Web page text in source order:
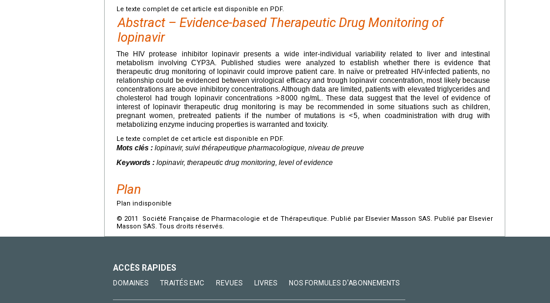
Le texte complet de cet article est disponible en PDF.
Abstract – Evidence-based Therapeutic Drug Monitoring of
lopinavir
The HIV protease inhibitor lopinavir presents a wide inter-individual variability related to liver and intestinal
metabolism involving CYP3A. Published studies were analyzed to establish whether there is evidence that
therapeutic drug monitoring of lopinavir could improve patient care. In naïve or pretreated HIV-infected patients, no
relationship could be evidenced between virological efficacy and trough lopinavir concentration, most likely because
concentrations are above inhibitory concentrations. Although data are limited, patients with elevated triglycerides and
cholesterol had trough lopinavir concentrations >8000 ng/mL. These data suggest that the level of evidence of
interest of lopinavir therapeutic drug monitoring is may be recommended in some situations such as children,
pregnant women, pretreated patients if the number of mutations is <5, when coadministration with drug with
metabolizing enzyme inducing properties is warranted and toxicity.
Le texte complet de cet article est disponible en PDF.
Mots clés : lopinavir, suivi thérapeutique pharmacologique, niveau de preuve
Keywords : lopinavir, therapeutic drug monitoring, level of evidence
Plan
Plan indisponible
© 2011 Société Française de Pharmacologie et de Thérapeutique. Publié par Elsevier Masson SAS. Publié par Elsevier
Masson SAS. Tous droits réservés.
ACCÈS RAPIDES
DOMAINES TRAITÉS EMC REVUES LIVRES NOS FORMULES D'ABONNEMENTS